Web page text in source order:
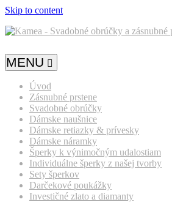
Skip to content
MENU
Úvod
Zásnubné prstene
Svadobné obrúčky
Dámske naušnice
Dámske retiazky & prívesky
Dámske náramky
Šperky k výnimočným udalostiam
Individuálne šperky z našej tvorby
Sety šperkov
Darčekové poukážky
Investičné zlato a diamanty